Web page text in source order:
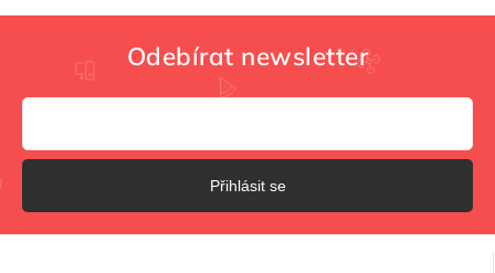
Odebírat newsletter
Přihlásit se